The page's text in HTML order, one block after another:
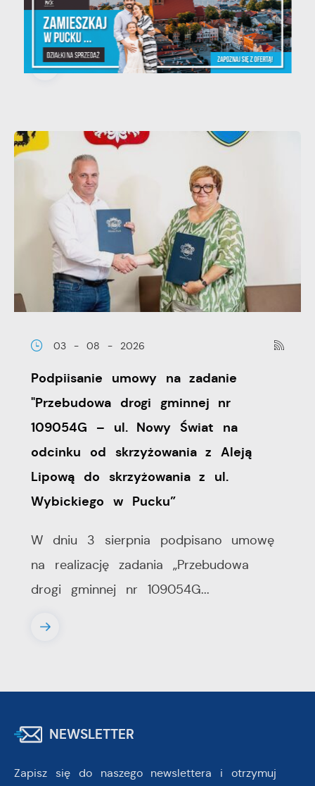
kobieto, nie czekaj, badaj się! •
06.08.2026 Puck ul...
03 - 08 - 2026
Podpiisanie umowy na zadanie
"Przebudowa drogi gminnej nr
109054G – ul. Nowy Świat na
odcinku od skrzyżowania z Aleją
Lipową do skrzyżowania z ul.
Wybickiego w Pucku”
W dniu 3 sierpnia podpisano umowę
na realizację zadania „Przebudowa
drogi gminnej nr 109054G...
NEWSLETTER
Zapisz się do naszego newslettera i otrzymuj